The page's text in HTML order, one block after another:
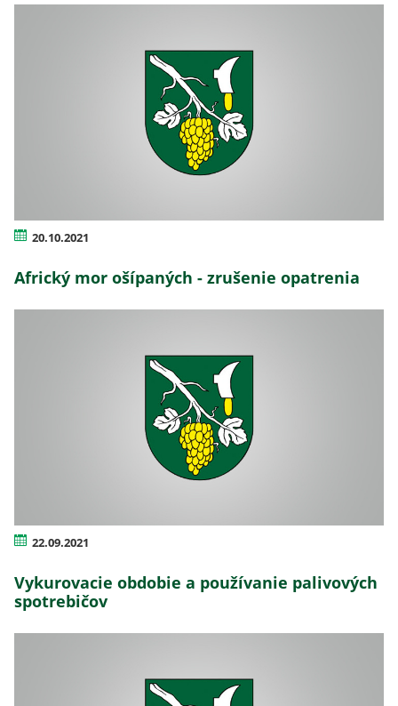
20.10.2021
Africký mor ošípaných - zrušenie opatrenia
22.09.2021
Vykurovacie obdobie a používanie palivových
spotrebičov